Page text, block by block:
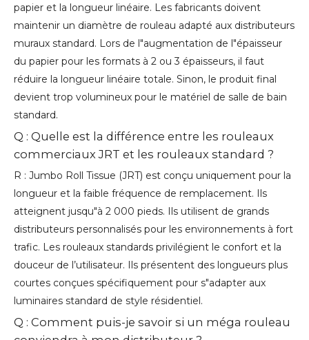
papier et la longueur linéaire. Les fabricants doivent
maintenir un diamètre de rouleau adapté aux distributeurs
muraux standard. Lors de l"augmentation de l"épaisseur
du papier pour les formats à 2 ou 3 épaisseurs, il faut
réduire la longueur linéaire totale. Sinon, le produit final
devient trop volumineux pour le matériel de salle de bain
standard.
Q : Quelle est la différence entre les rouleaux
commerciaux JRT et les rouleaux standard ?
R : Jumbo Roll Tissue (JRT) est conçu uniquement pour la
longueur et la faible fréquence de remplacement. Ils
atteignent jusqu"à 2 000 pieds. Ils utilisent de grands
distributeurs personnalisés pour les environnements à fort
trafic. Les rouleaux standards privilégient le confort et la
douceur de l’utilisateur. Ils présentent des longueurs plus
courtes conçues spécifiquement pour s"adapter aux
luminaires standard de style résidentiel.
Q : Comment puis-je savoir si un méga rouleau